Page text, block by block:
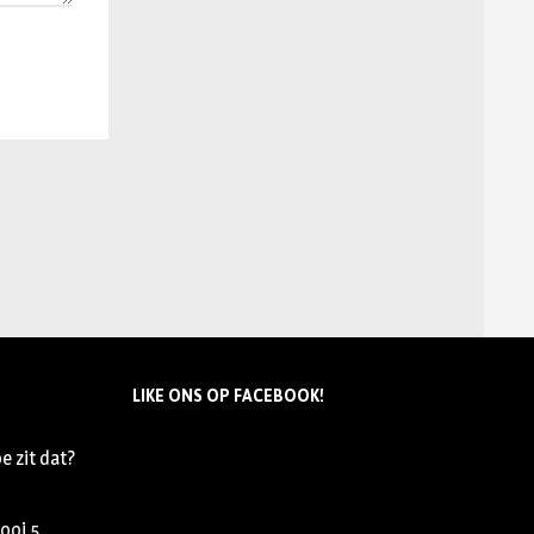
zit dat?
LIKE ONS OP FACEBOOK!